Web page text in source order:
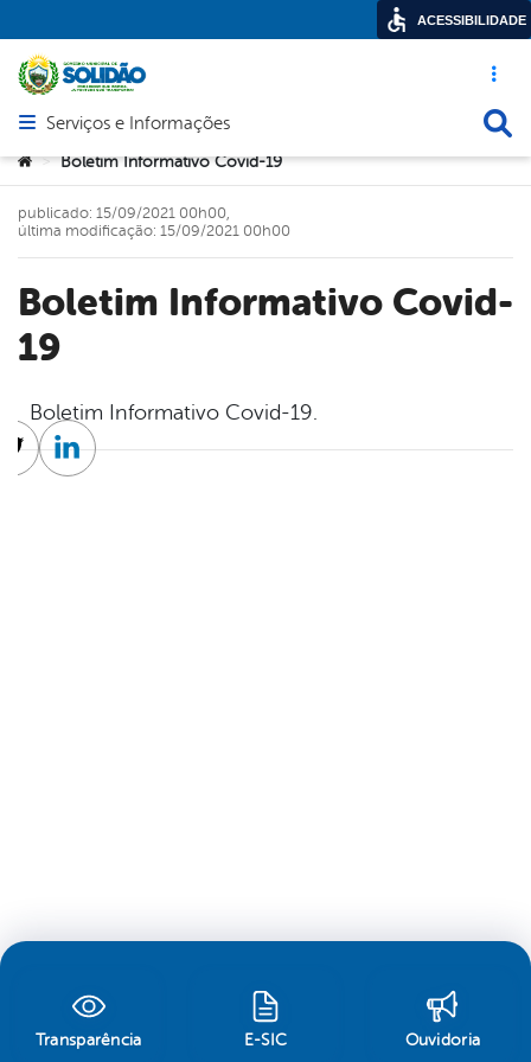
Acesso
Abrir menu principal de navegação
Serviços e Informações
Você está aqui:
> Boletim Informativo Covid-19
Boletim Informativo Covid-
19
publicado: 15/09/2021 00h00,
última modificação: 15/09/2021 00h00
Boletim Informativo Covid-19.
TwitterLinkedin
Transparência E-SIC Ouvidoria
ACESSIBILIDADE